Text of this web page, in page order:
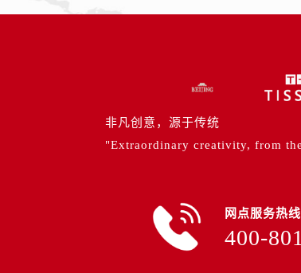
非凡创意，源于传统
"Extraordinary creativity, from
网点服务热线
400-